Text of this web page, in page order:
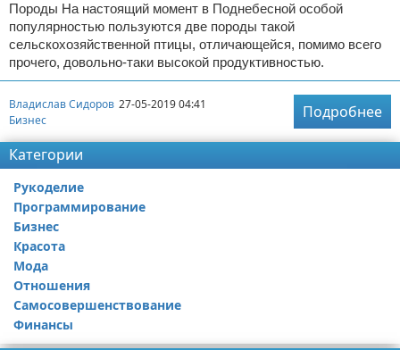
Породы На настоящий момент в Поднебесной особой
популярностью пользуются две породы такой
сельскохозяйственной птицы, отличающейся, помимо всего
прочего, довольно-таки высокой продуктивностью.
Владислав Сидоров 27-05-2019 04:41
Бизнес
Подробнее
Категории
Рукоделие
Программирование
Бизнес
Красота
Мода
Отношения
Самосовершенствование
Финансы